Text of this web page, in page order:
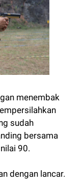
menembak
sudah
bersama
90.
dengan lancar.